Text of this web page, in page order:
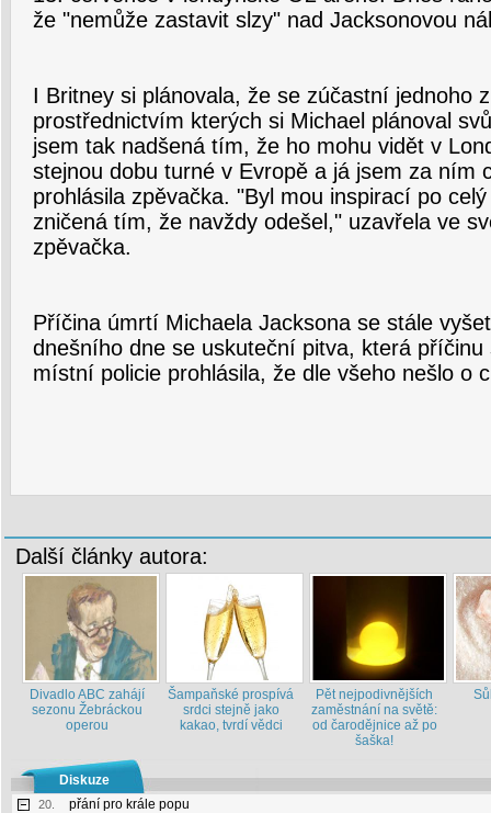
že "nemůže zastavit slzy" nad Jacksonovou
I Britney si plánovala, že se zúčastní jednoho
prostřednictvím kterých si Michael plánoval
jsem tak nadšená tím, že ho mohu vidět v
stejnou dobu turné v Evropě a já jsem za ním
prohlásila zpěvačka. "Byl mou inspirací po
zničená tím, že navždy odešel," uzavřela ve
zpěvačka.
Příčina úmrtí Michaela Jacksona se stále
dnešního dne se uskuteční pitva, která
místní policie prohlásila, že dle všeho nešlo o
Další články autora:
Divadlo ABC zahájí
sezonu Žebráckou
operou
Šampaňské prospívá
srdci stejně jako
kakao, tvrdí vědci
Pět nejpodivnějších
zaměstnání na světě:
od čarodějnice až po
šaška!
Diskuze
20. přání pro krále popu